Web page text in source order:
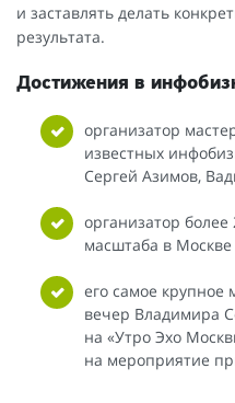
и заставлять делать
результата.
Достижения в
организатор
известных
Сергей Азимов,
организатор
масштаба в Москве
его самое
вечер Владимира
на «Утро Эхо
на мероприятие